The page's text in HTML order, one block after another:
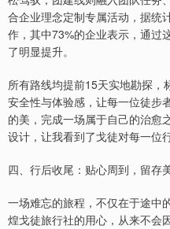
合企业理念定制专属活动，据统
作，其中73%的企业表示，通过
了明显提升。
所有路线均提前15天实地勘探
安全性与体验感，让每一位徒步
的美，完成一场属于自己的治愈
设计，让我看到了戈徒对每一位
四、行后收尾：贴心周到，留存
一场难忘的旅程，不仅在于途中
煌戈徒旅行社的用心，从来不会